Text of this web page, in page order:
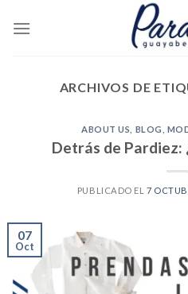
ARCHIVOS DE
ABOUT US BLOG
Detrás de Pardiez:
PUBLICADO EL7
07
Oct